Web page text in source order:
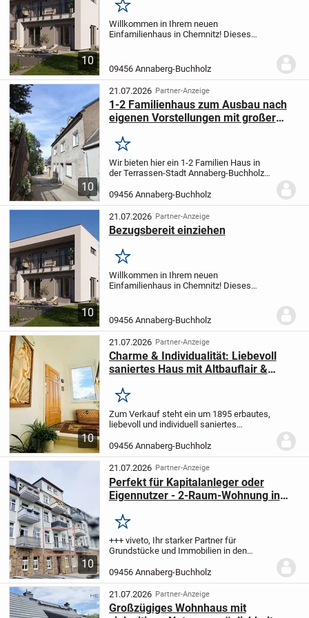
10
Merken
Willkommen in Ihrem neuen
Einfamilienhaus in Chemnitz! Dieses
Wünsche und Vorstellungen. Mit
großzügigen 7 Zimmern und...
09456 Annaberg-Buchholz
10
21.07.2026 Partner-Anzeige
1-2 Familienhaus zum Ausbau nach
eigenen Vorstellungen mit großer
Merken
Wir bieten hier ein 1-2 Familien Haus in
der Terrassen-Stadt Annaberg-Buchholz
Einfamilienhaus nutzbar, es können auch
mehrere Generationen unter einem Dach
wohnen oder...
09456 Annaberg-Buchholz
10
21.07.2026 Partner-Anzeige
Bezugsbereit einziehen
Merken
Willkommen in Ihrem neuen
Einfamilienhaus in Chemnitz! Dieses
Wünsche und Vorstellungen. Mit
großzügigen 7 Zimmern und...
09456 Annaberg-Buchholz
10
21.07.2026 Partner-Anzeige
Charme & Individualität: Liebevoll
saniertes Haus mit Altbauflair &
Merken
Zum Verkauf steht ein um 1895 erbautes,
liebevoll und individuell saniertes
Annaberg-Buchholz im Ortsteil Buchholz.
Die massiv errichtete Immobilie
überzeugt durch...
09456 Annaberg-Buchholz
10
21.07.2026 Partner-Anzeige
Perfekt für Kapitalanleger oder
Eigennutzer - 2-Raum-Wohnung in
Merken
+++ viveto, Ihr starker Partner für
Grundstücke und Immobilien in den
Mittelsachsen, Zwickau und dem
Vogtland, bietet Ihnen diese schöne
Wohnung in Annaberg-Buc...
09456 Annaberg-Buchholz
21.07.2026 Partner-Anzeige
Großzügiges Wohnhaus mit